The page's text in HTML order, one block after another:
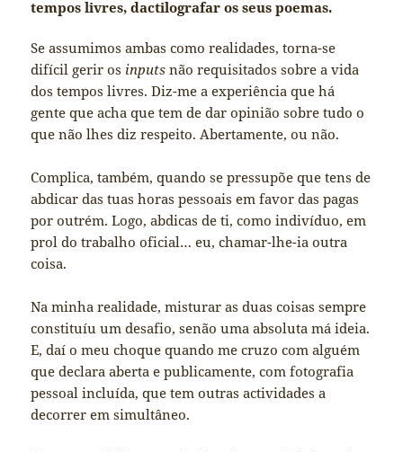
tempos livres, dactilografar os seus poemas.
Se assumimos ambas como realidades, torna-se
difícil gerir os inputs não requisitados sobre a vida
dos tempos livres. Diz-me a experiência que há
gente que acha que tem de dar opinião sobre tudo o
que não lhes diz respeito. Abertamente, ou não.
Complica, também, quando se pressupõe que tens de
abdicar das tuas horas pessoais em favor das pagas
por outrém. Logo, abdicas de ti, como indivíduo, em
prol do trabalho oficial… eu, chamar-lhe-ia outra
coisa.
Na minha realidade, misturar as duas coisas sempre
constituíu um desafio, senão uma absoluta má ideia.
E, daí o meu choque quando me cruzo com alguém
que declara aberta e publicamente, com fotografia
pessoal incluída, que tem outras actividades a
decorrer em simultâneo.